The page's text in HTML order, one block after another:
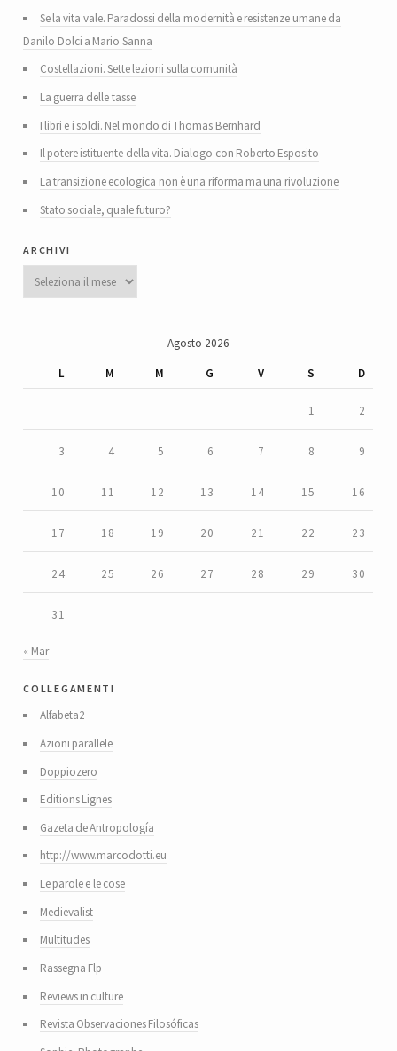
Se la vita vale. Paradossi della modernità e resistenze umane da
Danilo Dolci a Mario Sanna
Costellazioni. Sette lezioni sulla comunità
La guerra delle tasse
I libri e i soldi. Nel mondo di Thomas Bernhard
Il potere istituente della vita. Dialogo con Roberto Esposito
La transizione ecologica non è una riforma ma una rivoluzione
Stato sociale, quale futuro?
archivi
Archivi
Agosto 2026
L
M M G V S D
1 2
3 4 5 6 7 8 9
10 11 12 13 14 15 16
17 18 19 20 21 22 23
24 25 26 27 28 29 30
31
« Mar
collegamenti
Alfabeta2
Azioni parallele
Doppiozero
Editions Lignes
Gazeta de Antropología
http://www.marcodotti.eu
Le parole e le cose
Medievalist
Multitudes
Rassegna Flp
Reviews in culture
Revista Observaciones Filosóficas